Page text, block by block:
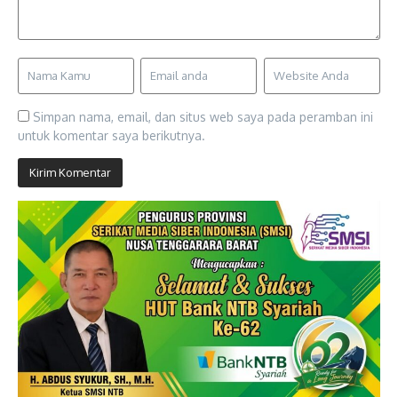
Simpan nama, email, dan situs web saya pada peramban ini
untuk komentar saya berikutnya.